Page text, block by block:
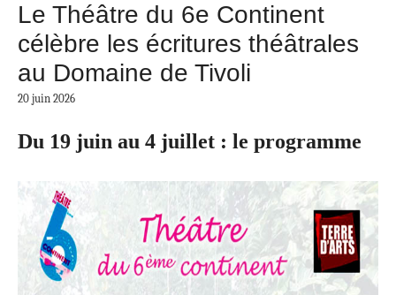
Le Théâtre du 6e Continent
célèbre les écritures théâtrales
au Domaine de Tivoli
20 juin 2026
Du 19 juin au 4 juillet : le programme